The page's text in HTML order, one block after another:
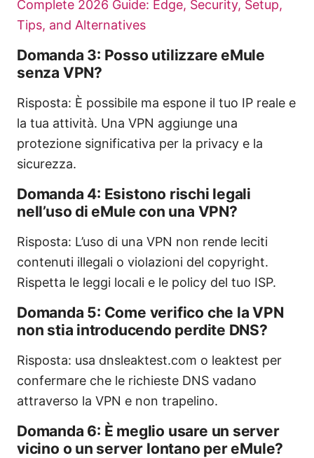
Complete 2026 Guide: Edge, Security, Setup,
Tips, and Alternatives
Domanda 3: Posso utilizzare eMule
senza VPN?
Risposta: È possibile ma espone il tuo IP reale e
la tua attività. Una VPN aggiunge una
protezione significativa per la privacy e la
sicurezza.
Domanda 4: Esistono rischi legali
nell’uso di eMule con una VPN?
Risposta: L’uso di una VPN non rende leciti
contenuti illegali o violazioni del copyright.
Rispetta le leggi locali e le policy del tuo ISP.
Domanda 5: Come verifico che la VPN
non stia introducendo perdite DNS?
Risposta: usa dnsleaktest.com o leaktest per
confermare che le richieste DNS vadano
attraverso la VPN e non trapelino.
Domanda 6: È meglio usare un server
vicino o un server lontano per eMule?